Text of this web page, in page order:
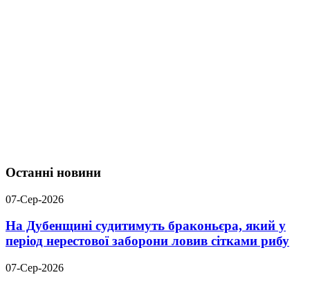
Останні новини
07-Сер-2026
На Дубенщині судитимуть браконьєра, який у
період нерестової заборони ловив сітками рибу
07-Сер-2026